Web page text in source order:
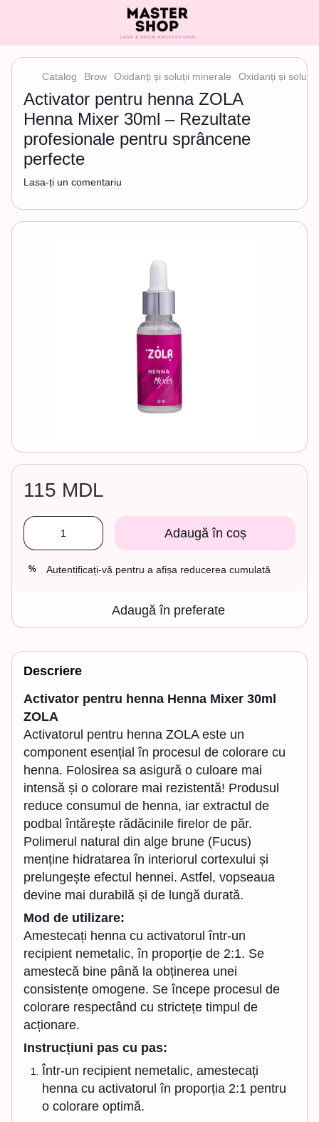
Catalog Brow Oxidanți și soluții minerale Oxidanți și soluții
Activator pentru henna ZOLA
Henna Mixer 30ml – Rezultate
profesionale pentru sprâncene
perfecte
Lasa-ți un comentariu
115 MDL
Adaugă în coș
% Autentificați-vă pentru a afișa reducerea cumulată
Adaugă în preferate
Descriere
Activator pentru henna Henna Mixer 30ml
ZOLA
Activatorul pentru henna ZOLA este un
component esențial în procesul de colorare cu
henna. Folosirea sa asigură o culoare mai
intensă și o colorare mai rezistentă! Produsul
reduce consumul de henna, iar extractul de
podbal întărește rădăcinile firelor de păr.
Polimerul natural din alge brune (Fucus)
menține hidratarea în interiorul cortexului și
prelungește efectul hennei. Astfel, vopseaua
devine mai durabilă și de lungă durată.
Mod de utilizare:
Amestecați henna cu activatorul într-un
recipient nemetalic, în proporție de 2:1. Se
amestecă bine până la obținerea unei
consistențe omogene. Se începe procesul de
colorare respectând cu strictețe timpul de
acționare.
Instrucțiuni pas cu pas:
Într-un recipient nemetalic, amestecați
henna cu activatorul în proporția 2:1 pentru
o colorare optimă.